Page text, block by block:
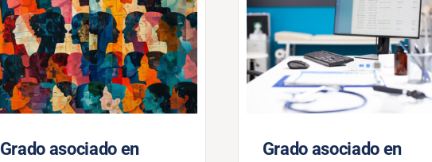
Grado asociado en
Grado asociado en